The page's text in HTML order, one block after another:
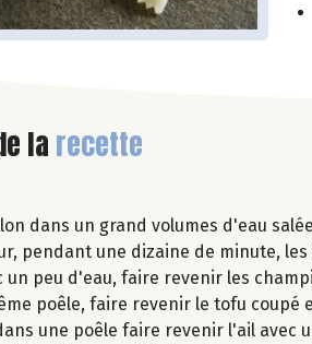
larecette
dans un grand volumes d'eau
pendant une dizaine de minute,
un peu d'eau, faire revenir les
poêle, faire revenir le tofu coupé
une poêle faire revenir l'ail